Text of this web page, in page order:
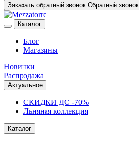
Заказать обратный звонок Обратный звонок
Каталог
Блог
Магазины
Новинки
Распродажа
Актуальное
СКИДКИ ДО -70%
Льняная коллекция
Каталог